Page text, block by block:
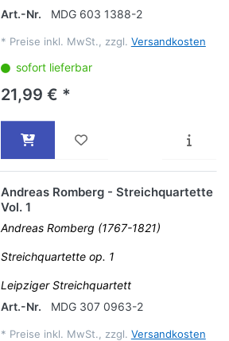
Art.-Nr. MDG 603 1388-2
* Preise inkl. MwSt., zzgl. Versandkosten
sofort lieferbar
21,99 € *
Andreas Romberg - Streichquartette
Vol. 1
Andreas Romberg (1767-1821)
Streichquartette op. 1
Leipziger Streichquartett
Art.-Nr.
MDG 307 0963-2
* Preise inkl. MwSt., zzgl. Versandkosten